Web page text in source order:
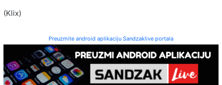
(Klix)
Preuzmite android aplikaciju Sandzaklive portala